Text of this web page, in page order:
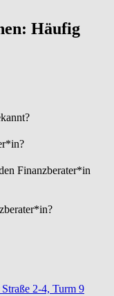
Häufig
Fi­nanz­be­ra­ter*in
2-4, Turm 9